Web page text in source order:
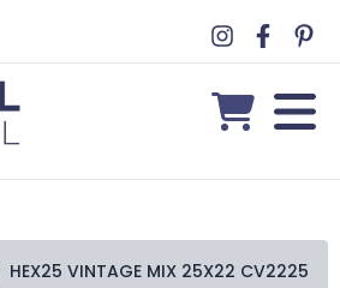
HEX25 VINTAGE MIX 25X22 CV2225